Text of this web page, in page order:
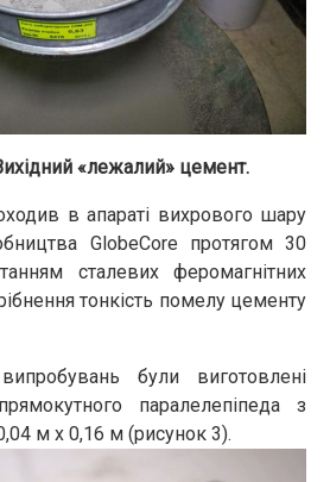
«лежалий» цемент.
в апараті вихрового шару
GlobeCore протягом 30
сталевих феромагнітних
тонкість помелу цементу
були виготовлені
паралелепіпеда з
м х 0,16 м (рисунок 3).